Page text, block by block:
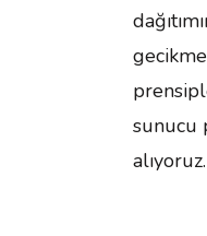
sunucu
alıyoruz.